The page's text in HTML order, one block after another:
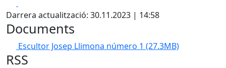
Darrera actualització: 30.11.2023 | 14:58
Documents
Escultor Josep Llimona número 1 (27.3MB)
RSS